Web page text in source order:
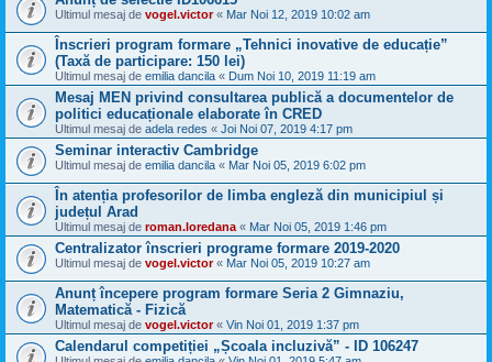
Ultimul mesaj de vogel.victor« Mar Noi 12, 2019 10:02 am
Înscrieri program formare „Tehnici inovative de educație”
(Taxă de participare: 150 lei)
Ultimul mesaj de emilia dancila « Dum Noi 10, 2019 11:19 am
Mesaj MEN privind consultarea publică a documentelor de
politici educaționale elaborate în CRED
Ultimul mesaj de adela redes « Joi Noi 07, 2019 4:17 pm
Seminar interactiv Cambridge
Ultimul mesaj de emilia dancila « Mar Noi 05, 2019 6:02 pm
În atenția profesorilor de limba engleză din municipiul și
județul Arad
Ultimul mesaj de roman.loredana « Mar Noi 05, 2019 1:46 pm
Centralizator înscrieri programe formare 2019-2020
Ultimul mesaj de vogel.victor« Mar Noi 05, 2019 10:27 am
Anunț începere program formare Seria 2 Gimnaziu,
Matematică - Fizică
Ultimul mesaj de vogel.victor« Vin Noi 01, 2019 1:37 pm
Calendarul competiției „Școala incluzivă” - ID 106247